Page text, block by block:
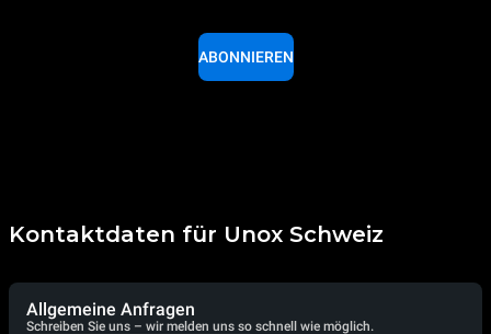
ABONNIEREN
Kontaktdaten für Unox Schweiz
Allgemeine Anfragen
Schreiben Sie uns – wir melden uns so schnell wie möglich.